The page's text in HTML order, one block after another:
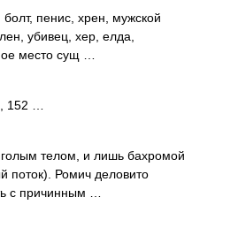
пенис, хрен, мужской
убивец, хер, елда,
место сущ …
152 …
телом, и лишь бахромой
поток). Ромич деловито
с причинным …